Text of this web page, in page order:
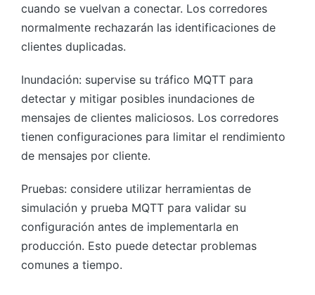
cuando se vuelvan a conectar. Los corredores
normalmente rechazarán las identificaciones de
clientes duplicadas.
Inundación: supervise su tráfico MQTT para
detectar y mitigar posibles inundaciones de
mensajes de clientes maliciosos. Los corredores
tienen configuraciones para limitar el rendimiento
de mensajes por cliente.
Pruebas: considere utilizar herramientas de
simulación y prueba MQTT para validar su
configuración antes de implementarla en
producción. Esto puede detectar problemas
comunes a tiempo.